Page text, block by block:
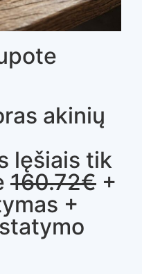
akinių
lęšiais tik
160.72€ +
+